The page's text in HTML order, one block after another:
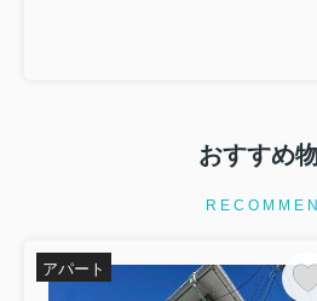
おすすめ
アパート